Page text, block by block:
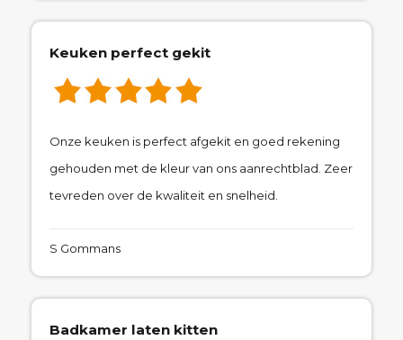
Keuken perfect gekit
Onze keuken is perfect afgekit en goed rekening
gehouden met de kleur van ons aanrechtblad. Zeer
tevreden over de kwaliteit en snelheid.
S Gommans
Badkamer laten kitten